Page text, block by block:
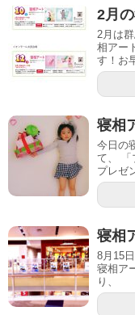
2月
2月は
相アー
す！お
寝相
今日の
て、 「
プレゼ
寝相
8月15
寝相ア
り、